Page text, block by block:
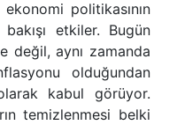
politikasının
etkiler. Bugün
değil, aynı zamanda
olduğundan
kabul görüyor.
temizlenmesi belki